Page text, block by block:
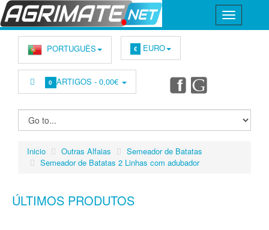
PORTUGUÊS € EURO
0 ARTIGOS -0,00€
Inicio Outras Alfaias
Semeador de Batatas
Semeador de Batatas 2 Linhas com adubador
ÚLTIMOS PRODUTOS